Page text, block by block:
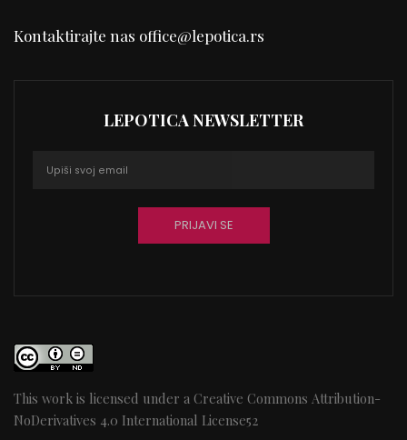
Kontaktirajte nas office@lepotica.rs
LEPOTICA NEWSLETTER
This work is licensed under a Creative Commons Attribution-
NoDerivatives 4.0 International License52